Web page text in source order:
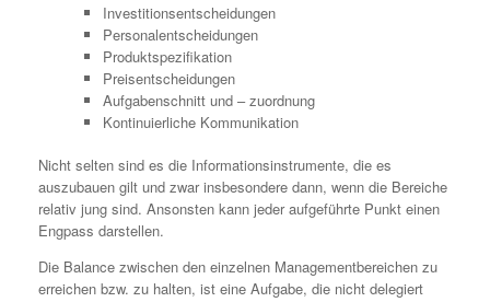
Investitionsentscheidungen
Personalentscheidungen
Produktspezifikation
Preisentscheidungen
Aufgabenschnitt und – zuordnung
Kontinuierliche Kommunikation
Nicht selten sind es die Informationsinstrumente, die es
auszubauen gilt und zwar insbesondere dann, wenn die Bereiche
relativ jung sind. Ansonsten kann jeder aufgeführte Punkt einen
Engpass darstellen.
Die Balance zwischen den einzelnen Managementbereichen zu
erreichen bzw. zu halten, ist eine Aufgabe, die nicht delegiert